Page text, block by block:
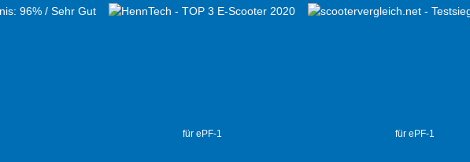
für ePF-1 für ePF-1